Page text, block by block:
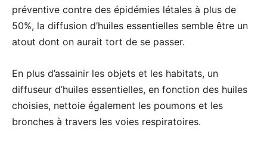
préventive contre des épidémies létales à plus de
50%, la diffusion d’huiles essentielles semble être un
atout dont on aurait tort de se passer.
En plus d’assainir les objets et les habitats, un
diffuseur d’huiles essentielles, en fonction des huiles
choisies, nettoie également les poumons et les
bronches à travers les voies respiratoires.